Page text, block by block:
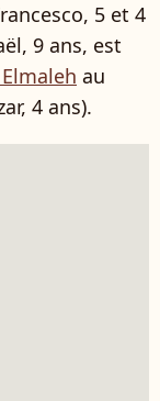
5 et 4
9 ans, est
au
4 ans).